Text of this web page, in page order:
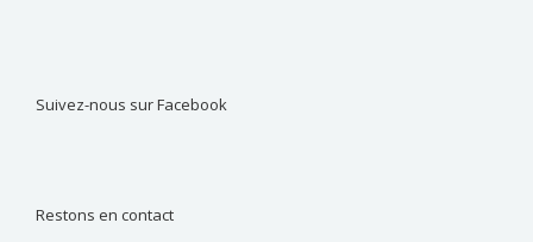
Suivez-nous sur Facebook
Restons en contact